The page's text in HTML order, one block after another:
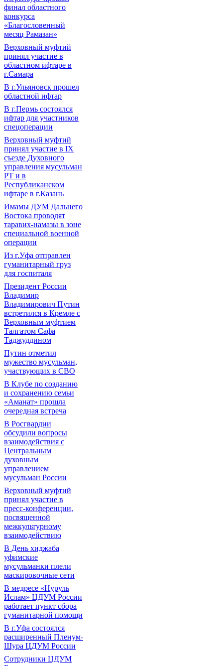
финал областного
конкурса
«Благословенный
месяц Рамазан»
Верховный муфтий
принял участие в
областном ифтаре в
г.Самара
В г.Ульяновск прошел
областной ифтар
В г.Пермь состоялся
ифтар для участников
спецоперации
Верховный муфтий
принял участие в IХ
съезде Духовного
управления мусульман
РТ и в
Республиканском
ифтаре в г.Казань
Имамы ДУМ Дальнего
Востока проводят
таравих-намазы в зоне
специальной военной
операции
Из г.Уфа отправлен
гуманитарный груз
для госпиталя
Президент России
Владимир
Владимирович Путин
встретился в Кремле с
Верховным муфтием
Талгатом Сафа
Таджуддином
Путин отметил
мужество мусульман,
участвующих в СВО
В Клубе по созданию
и сохранению семьи
«Аманат» прошла
очередная встреча
В Росгвардии
обсудили вопросы
взаимодействия с
Центральным
духовным
управлением
мусульман России
Верховный муфтий
принял участие в
пресс-конференции,
посвященной
межкультурному
взаимодействию
В День хиджаба
уфимские
мусульманки плели
маскировочные сети
В медресе «Нуруль
Ислам» ЦДУМ России
работает пункт сбора
гуманитарной помощи
В г.Уфа состоялся
расширенный Пленум-
Шура ЦДУМ России
Сотрудники ЦДУМ